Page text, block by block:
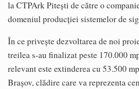
la CTPArk Pitești de către o
domeniul producției sistemelor de
În ce privește dezvoltarea de noi
treilea s-au finalizat peste 170.000
relevant este extinderea cu 53.500
Brașov, clădire care va reprezenta